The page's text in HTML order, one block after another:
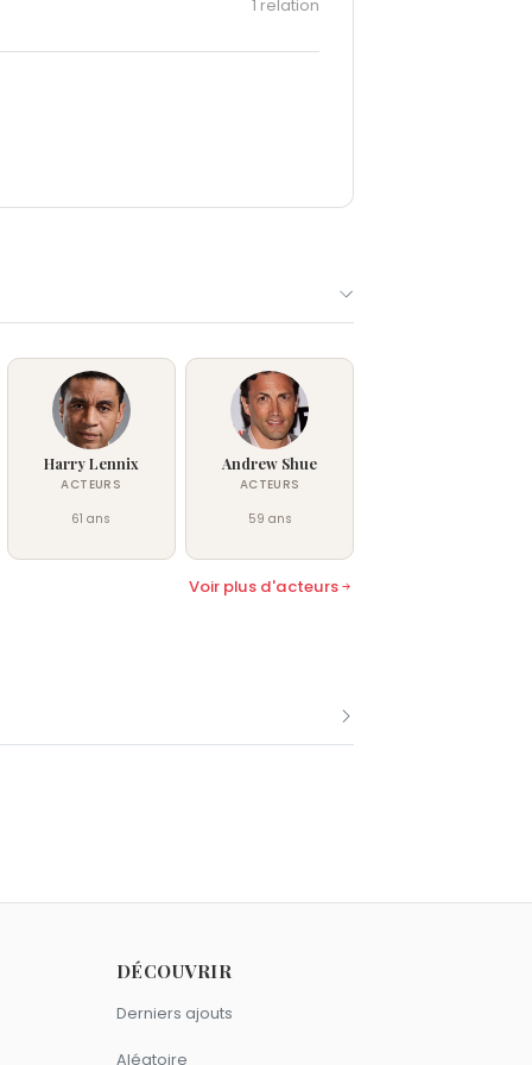
1 relation
Harry Lennix
ACTEURS
61 ans
Andrew Shue
ACTEURS
59 ans
Voir plus d'acteurs
DÉCOUVRIR
Derniers ajouts
Aléatoire